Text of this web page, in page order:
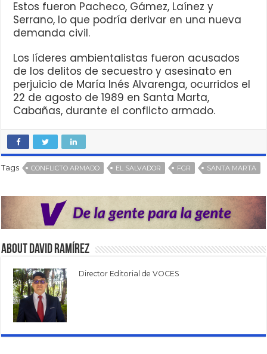
Estos fueron Pacheco, Gámez, Laínez y
Serrano, lo que podría derivar en una nueva
demanda civil.
Los líderes ambientalistas fueron acusados
de los delitos de secuestro y asesinato en
perjuicio de María Inés Alvarenga, ocurridos el
22 de agosto de 1989 en Santa Marta,
Cabañas, durante el conflicto armado.
Tags CONFLICTO ARMADO EL SALVADOR FGR SANTA MARTA
About David Ramírez
Director Editorial de VOCES